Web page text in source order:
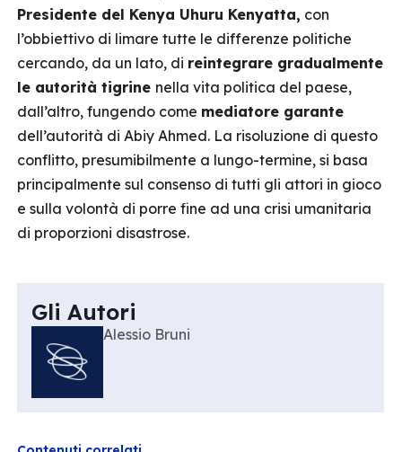
Presidente del Kenya Uhuru Kenyatta, con
l’obbiettivo di limare tutte le differenze politiche
cercando, da un lato, di reintegrare gradualmente
le autorità tigrine nella vita politica del paese,
dall’altro, fungendo come mediatore garante
dell’autorità di Abiy Ahmed. La risoluzione di questo
conflitto, presumibilmente a lungo-termine, si basa
principalmente sul consenso di tutti gli attori in gioco
e sulla volontà di porre fine ad una crisi umanitaria
di proporzioni disastrose.
Gli Autori
Alessio Bruni